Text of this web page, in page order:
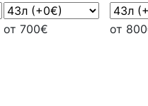
от 700€
от